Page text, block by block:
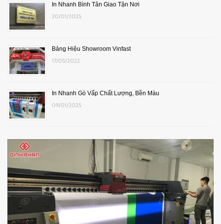
In Nhanh Bình Tân Giao Tận Nơi
20/01/2025
Bảng Hiệu Showroom Vinfast
17/05/2022
In Nhanh Gò Vấp Chất Lượng, Bền Màu
09/01/2025